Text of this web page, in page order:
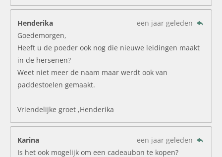
Henderika
een jaar geleden
Goedemorgen,
Heeft u de poeder ook nog die nieuwe leidingen maakt
in de hersenen?
Weet niet meer de naam maar werdt ook van
paddestoelen gemaakt.
Vriendelijke groet ,Henderika
Karina
een jaar geleden
Is het ook mogelijk om een cadeaubon te kopen?